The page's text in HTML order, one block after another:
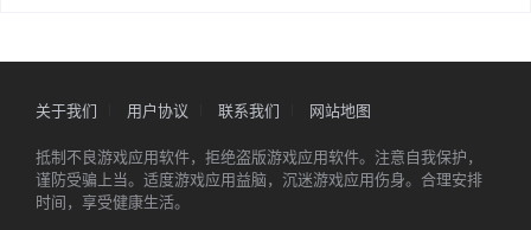
关于我们 用户协议 联系我们 网站地图
抵制不良游戏应用软件，拒绝盗版游戏应用软件。注意自我保护，
谨防受骗上当。适度游戏应用益脑，沉迷游戏应用伤身。合理安排
时间，享受健康生活。